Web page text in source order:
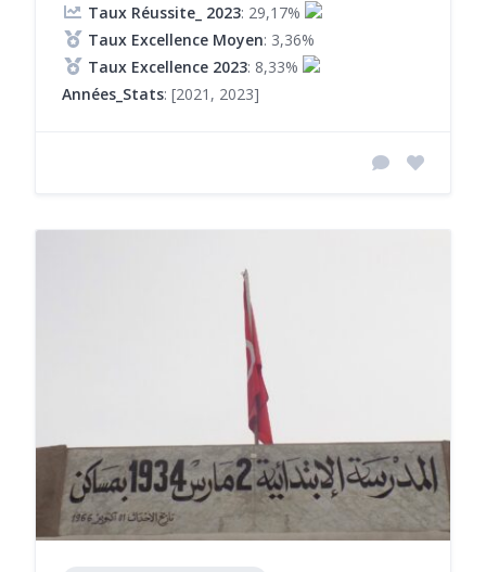
Taux Réussite_ 2023: 29,17%
Taux Excellence Moyen: 3,36%
Taux Excellence 2023: 8,33%
Années_Stats: [2021, 2023]